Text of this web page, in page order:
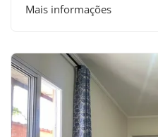
Mais informações